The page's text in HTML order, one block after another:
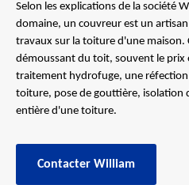
Selon les explications de la société
domaine, un couvreur est un
travaux sur la toiture d'une maison.
démoussant du toit, souvent le prix
traitement hydrofuge, une réfection
toiture, pose de gouttière, isolation
entière d'une toiture.
Contacter William